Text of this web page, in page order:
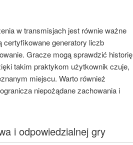
w transmisjach jest równie ważne
certyfikowane generatory liczb
Gracze mogą sprawdzić historię
takim praktykom użytkownik czuje,
miejscu. Warto również
niepożądane zachowania i
i odpowiedzialnej gry